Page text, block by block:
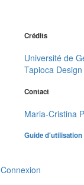
Crédits
Université de
Tapioca Design
Contact
Maria-Cristina
Guide d'utilisation
Connexion